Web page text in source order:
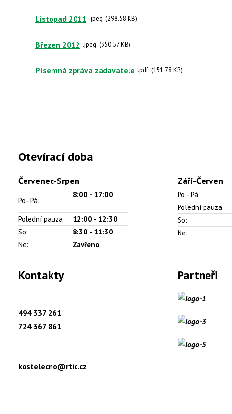
Listopad 2011 jpeg 298.58 KB
Březen 2012 jpeg 350.57 KB
Písemná zpráva zadavatele pdf 151.78 KB
Otevírací doba
Červenec-Srpen
Po–Pá:
8:00 - 17:00
Polední pauza
12:00 - 12:30
So:
8:30 - 11:30
Ne:
Zavřeno
Září-Červen
Po - Pá
Polední pauza
So:
Ne:
Kontakty
494 337 261
724 367 861
kostelecno@rtic.cz
Partneři